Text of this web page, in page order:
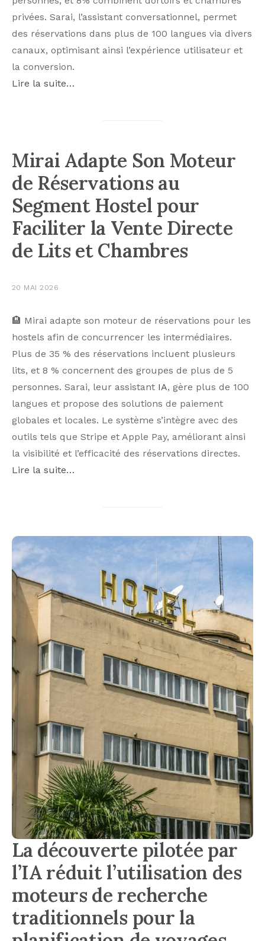
privées. Sarai, l’assistant conversationnel, permet
des réservations dans plus de 100 langues via divers
canaux, optimisant ainsi l’expérience utilisateur et
la conversion.
Lire la suite…
Mirai Adapte Son Moteur
de Réservations au
Segment Hostel pour
Faciliter la Vente Directe
de Lits et Chambres
20 MAI 2026
🏨 Mirai adapte son moteur de réservations pour les
hostels afin de concurrencer les intermédiaires.
Plus de 35 % des réservations incluent plusieurs
lits, et 8 % concernent des groupes de plus de 5
personnes. Sarai, leur assistant IA, gère plus de 100
langues et propose des solutions de paiement
globales et locales. Le système s’intègre avec des
outils tels que Stripe et Apple Pay, améliorant ainsi
la visibilité et l’efficacité des réservations directes.
Lire la suite…
La découverte pilotée par
l’IA réduit l’utilisation des
moteurs de recherche
traditionnels pour la